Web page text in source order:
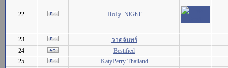
22 HoLy_NiGhT
23
วาดจันทร์
24
Bestified
25
KatyPerry Thailand